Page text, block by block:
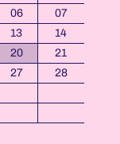
06
07
13
14
20
21
27
28